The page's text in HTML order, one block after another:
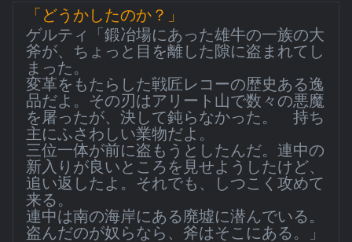
「どうかしたのか？」
ゲルティ「鍛冶場にあった雄牛の一族の大
斧が、ちょっと目を離した隙に盗まれてし
まった。
変革をもたらした戦匠レコーの歴史ある逸
品だよ。その刃はアリート山で数々の悪魔
を屠ったが、決して鈍らなかった。 持ち
主にふさわしい業物だよ。
三位一体が前に盗もうとしたんだ。連中の
新入りが良いところを見せようしたけど、
追い返したよ。それでも、しつこく攻めて
来る。
連中は南の海岸にある廃墟に潜んでいる。
盗んだのが奴らなら、斧はそこにある。」